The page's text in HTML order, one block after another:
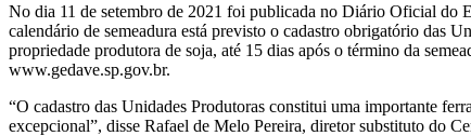
No dia 11 de setembro de 2021 foi publicada no Diário Oficial do
calendário de semeadura está previsto o cadastro obrigatório das
propriedade produtora de soja, até 15 dias após o término da
www.gedave.sp.gov.br.
“O cadastro das Unidades Produtoras constitui uma importante
excepcional”, disse Rafael de Melo Pereira, diretor substituto do